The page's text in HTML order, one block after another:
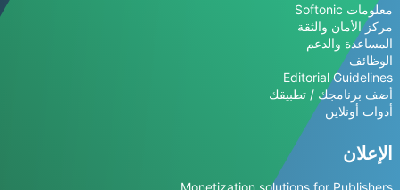
معلومات Softonic
مركز الأمان والثقة
المساعدة والدعم
الوظائف
Editorial Guidelines
أضف برنامجك / تطبيقك
أدوات أونلاين
الإعلان
Monetization solutions for Publishers